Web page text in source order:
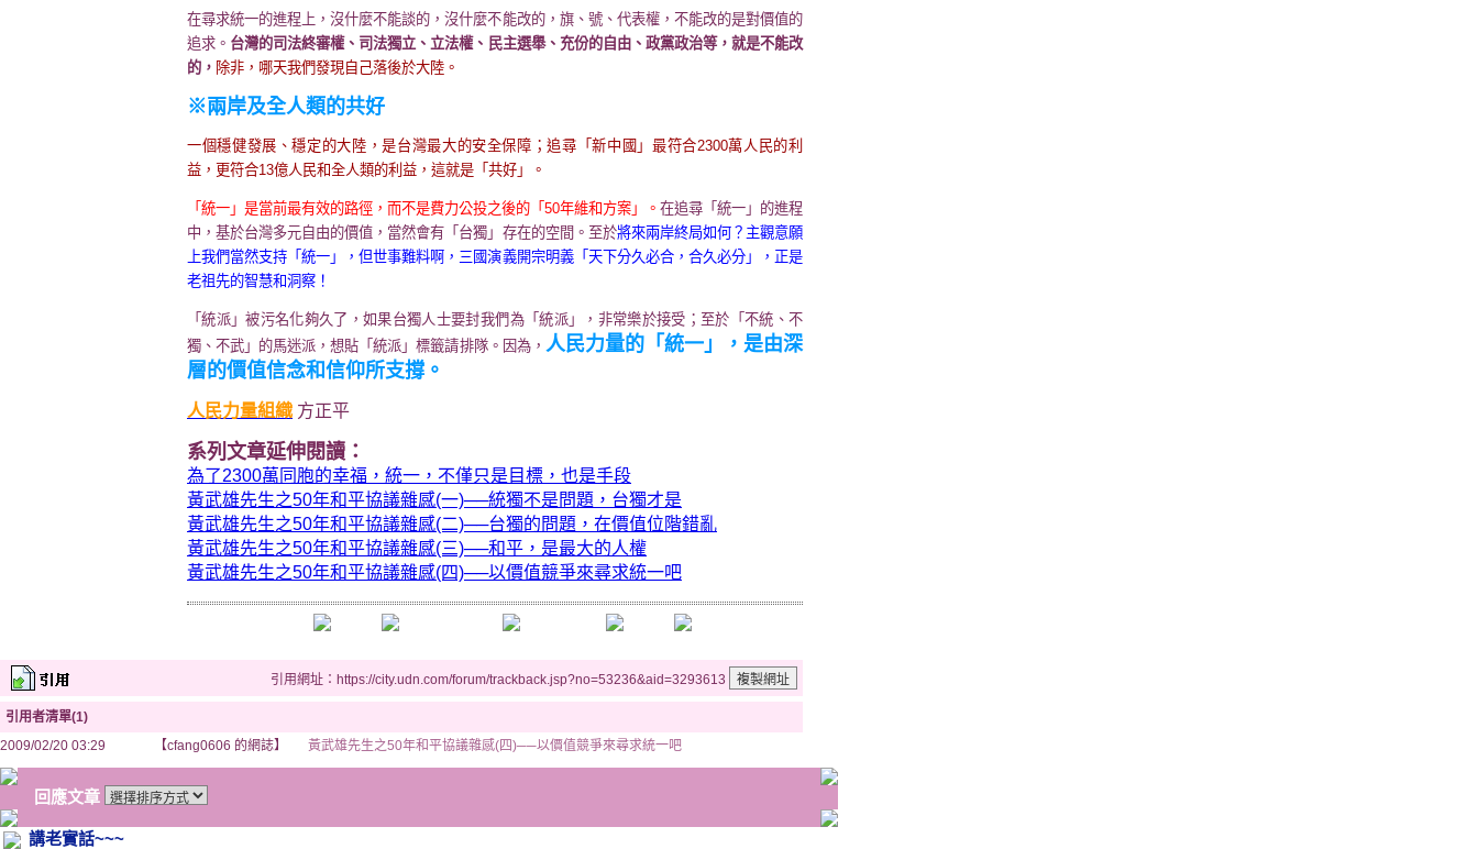
在尋求統一的進程上，沒什麼不能談的，沒什麼不能改的，旗、號、代表權，不能改的是對價值的
追求。 台灣的司法終審權、司法獨立、立法權、民主選舉、充份的自由、政黨政治等，就是不能改
的， 除非，哪天我們發現自己落後於大陸。
※兩岸及全人類的共好
一個穩健發展、穩定的大陸，是台灣最大的安全保障；追尋「新中國」最符合2300萬人民的利
益，更符合13億人民和全人類的利益，這就是「共好」。
「統一」是當前最有效的路徑，而不是費力公投之後的「50年維和方案」。 在追尋「統一」的進程
中，基於台灣多元自由的價值，當然會有「台獨」存在的空間。至於將來兩岸終局如何？主觀意願
上我們當然支持「統一」，但世事難料啊，三國演義開宗明義「天下分久必合，合久必分」，正是
老祖先的智慧和洞察！
「統派」被污名化夠久了，如果台獨人士要封我們為「統派」，非常樂於接受；至於「不統、不
獨、不武」的馬迷派，想貼「統派」標籤請排隊。因為， 人民力量的「統一」，是由深
層的價值信念和信仰所支撐。
人民力量組織 方正平
系列文章延伸閱讀：
為了2300萬同胞的幸福，統一，不僅只是目標，也是手段
黃武雄先生之50年和平協議雜感(一)──統獨不是問題，台獨才是
黃武雄先生之50年和平協議雜感(二)──台獨的問題，在價值位階錯亂
黃武雄先生之50年和平協議雜感(三)──和平，是最大的人權
黃武雄先生之50年和平協議雜感(四)──以價值競爭來尋求統一吧
引用網址：https://city.udn.com/forum/trackback.jsp?no=53236&aid=3293613
引用者清單(1)
2009/02/20 03:29
【cfang0606 的網誌】 黃武雄先生之50年和平協議雜感(四)──以價值競爭來尋求統一吧
回應文章
講老實話~~~